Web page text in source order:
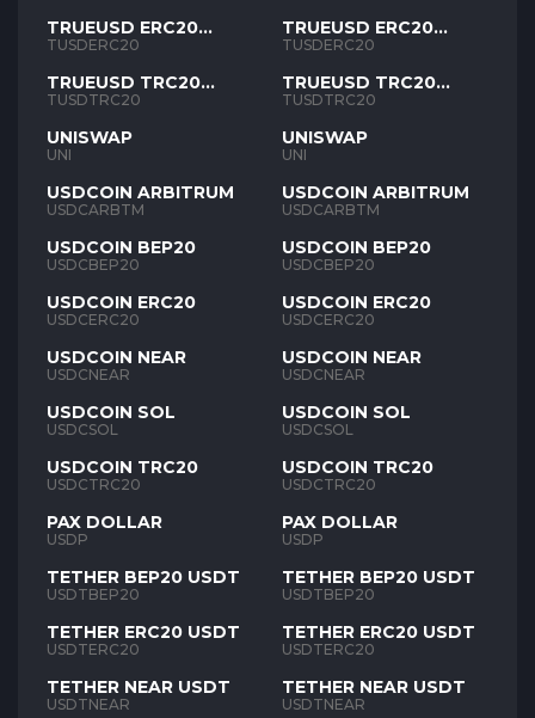
TRUEUSD ERC20
TUSD
TUSDERC20
TRUEUSD TRC20
TUSD
TUSDTRC20
UNISWAP
UNI
USDCOIN ARBITRUM
USDCARBTM
USDCOIN BEP20
USDCBEP20
USDCOIN ERC20
USDCERC20
USDCOIN NEAR
USDCNEAR
USDCOIN SOL
USDCSOL
USDCOIN TRC20
USDCTRC20
PAX DOLLAR
USDP
TETHER BEP20 USDT
USDTBEP20
TETHER ERC20 USDT
USDTERC20
TETHER NEAR USDT
USDTNEAR
TRUEUSD ERC20
TUSD
TUSDERC20
TRUEUSD TRC20
TUSD
TUSDTRC20
UNISWAP
UNI
USDCOIN ARBITRUM
USDCARBTM
USDCOIN BEP20
USDCBEP20
USDCOIN ERC20
USDCERC20
USDCOIN NEAR
USDCNEAR
USDCOIN SOL
USDCSOL
USDCOIN TRC20
USDCTRC20
PAX DOLLAR
USDP
TETHER BEP20 USDT
USDTBEP20
TETHER ERC20 USDT
USDTERC20
TETHER NEAR USDT
USDTNEAR